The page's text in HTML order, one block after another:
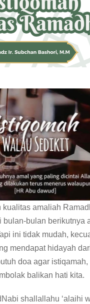
kualitas amaliah
bulan-bulan berikutnya
ini tidak mudah,
mendapat hidayah
doa agar istiqamah,
balikan hati kita.
shallallahu ‘alaihi